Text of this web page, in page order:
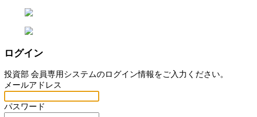
ログイン
投資部 会員専用システムのログイン情報をご入力ください。
メールアドレス
パスワード